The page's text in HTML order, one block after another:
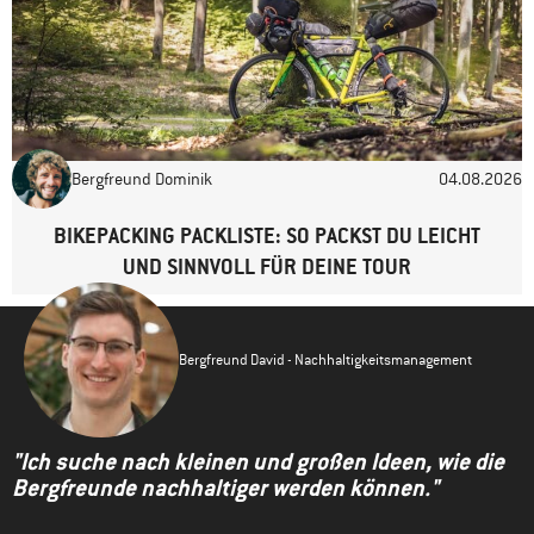
Bergfreund Dominik 04.08.2026
BIKEPACKING PACKLISTE: SO PACKST DU LEICHT
UND SINNVOLL FÜR DEINE TOUR
Bergfreund David - Nachhaltigkeitsmanagement
"Ich suche nach kleinen und großen Ideen, wie die
Bergfreunde nachhaltiger werden können."